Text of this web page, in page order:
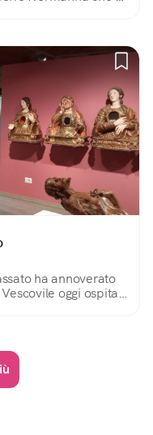
ha annoverato
oggi ospita il